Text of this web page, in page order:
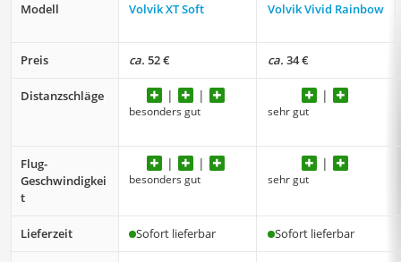
Modell Volvik XT Soft Volvik Vivid Rainbow
Preis ca. 52 € ca. 34 €
Distanzschläge
besonders gut sehr gut
Flug-
Geschwindigkei
t
besonders gut sehr gut
Lieferzeit Sofort lieferbar Sofort lieferbar